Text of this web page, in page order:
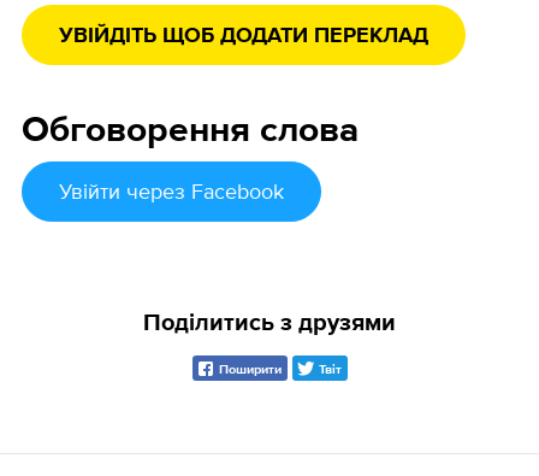
УВІЙДІТЬ ЩОБ ДОДАТИ ПЕРЕКЛАД
Обговорення слова
Увійти через Facebook
Поділитись з друзями
Поширити Твіт